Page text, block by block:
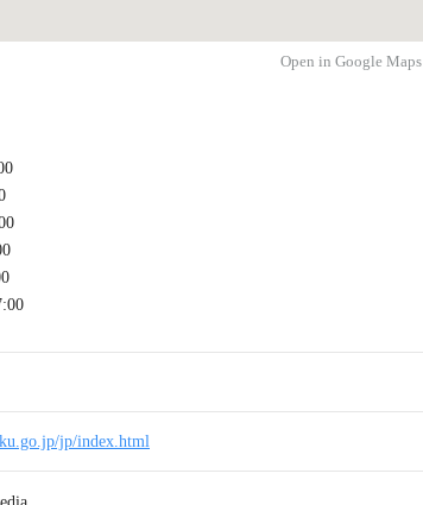
Open in Google Maps
jp/index.html